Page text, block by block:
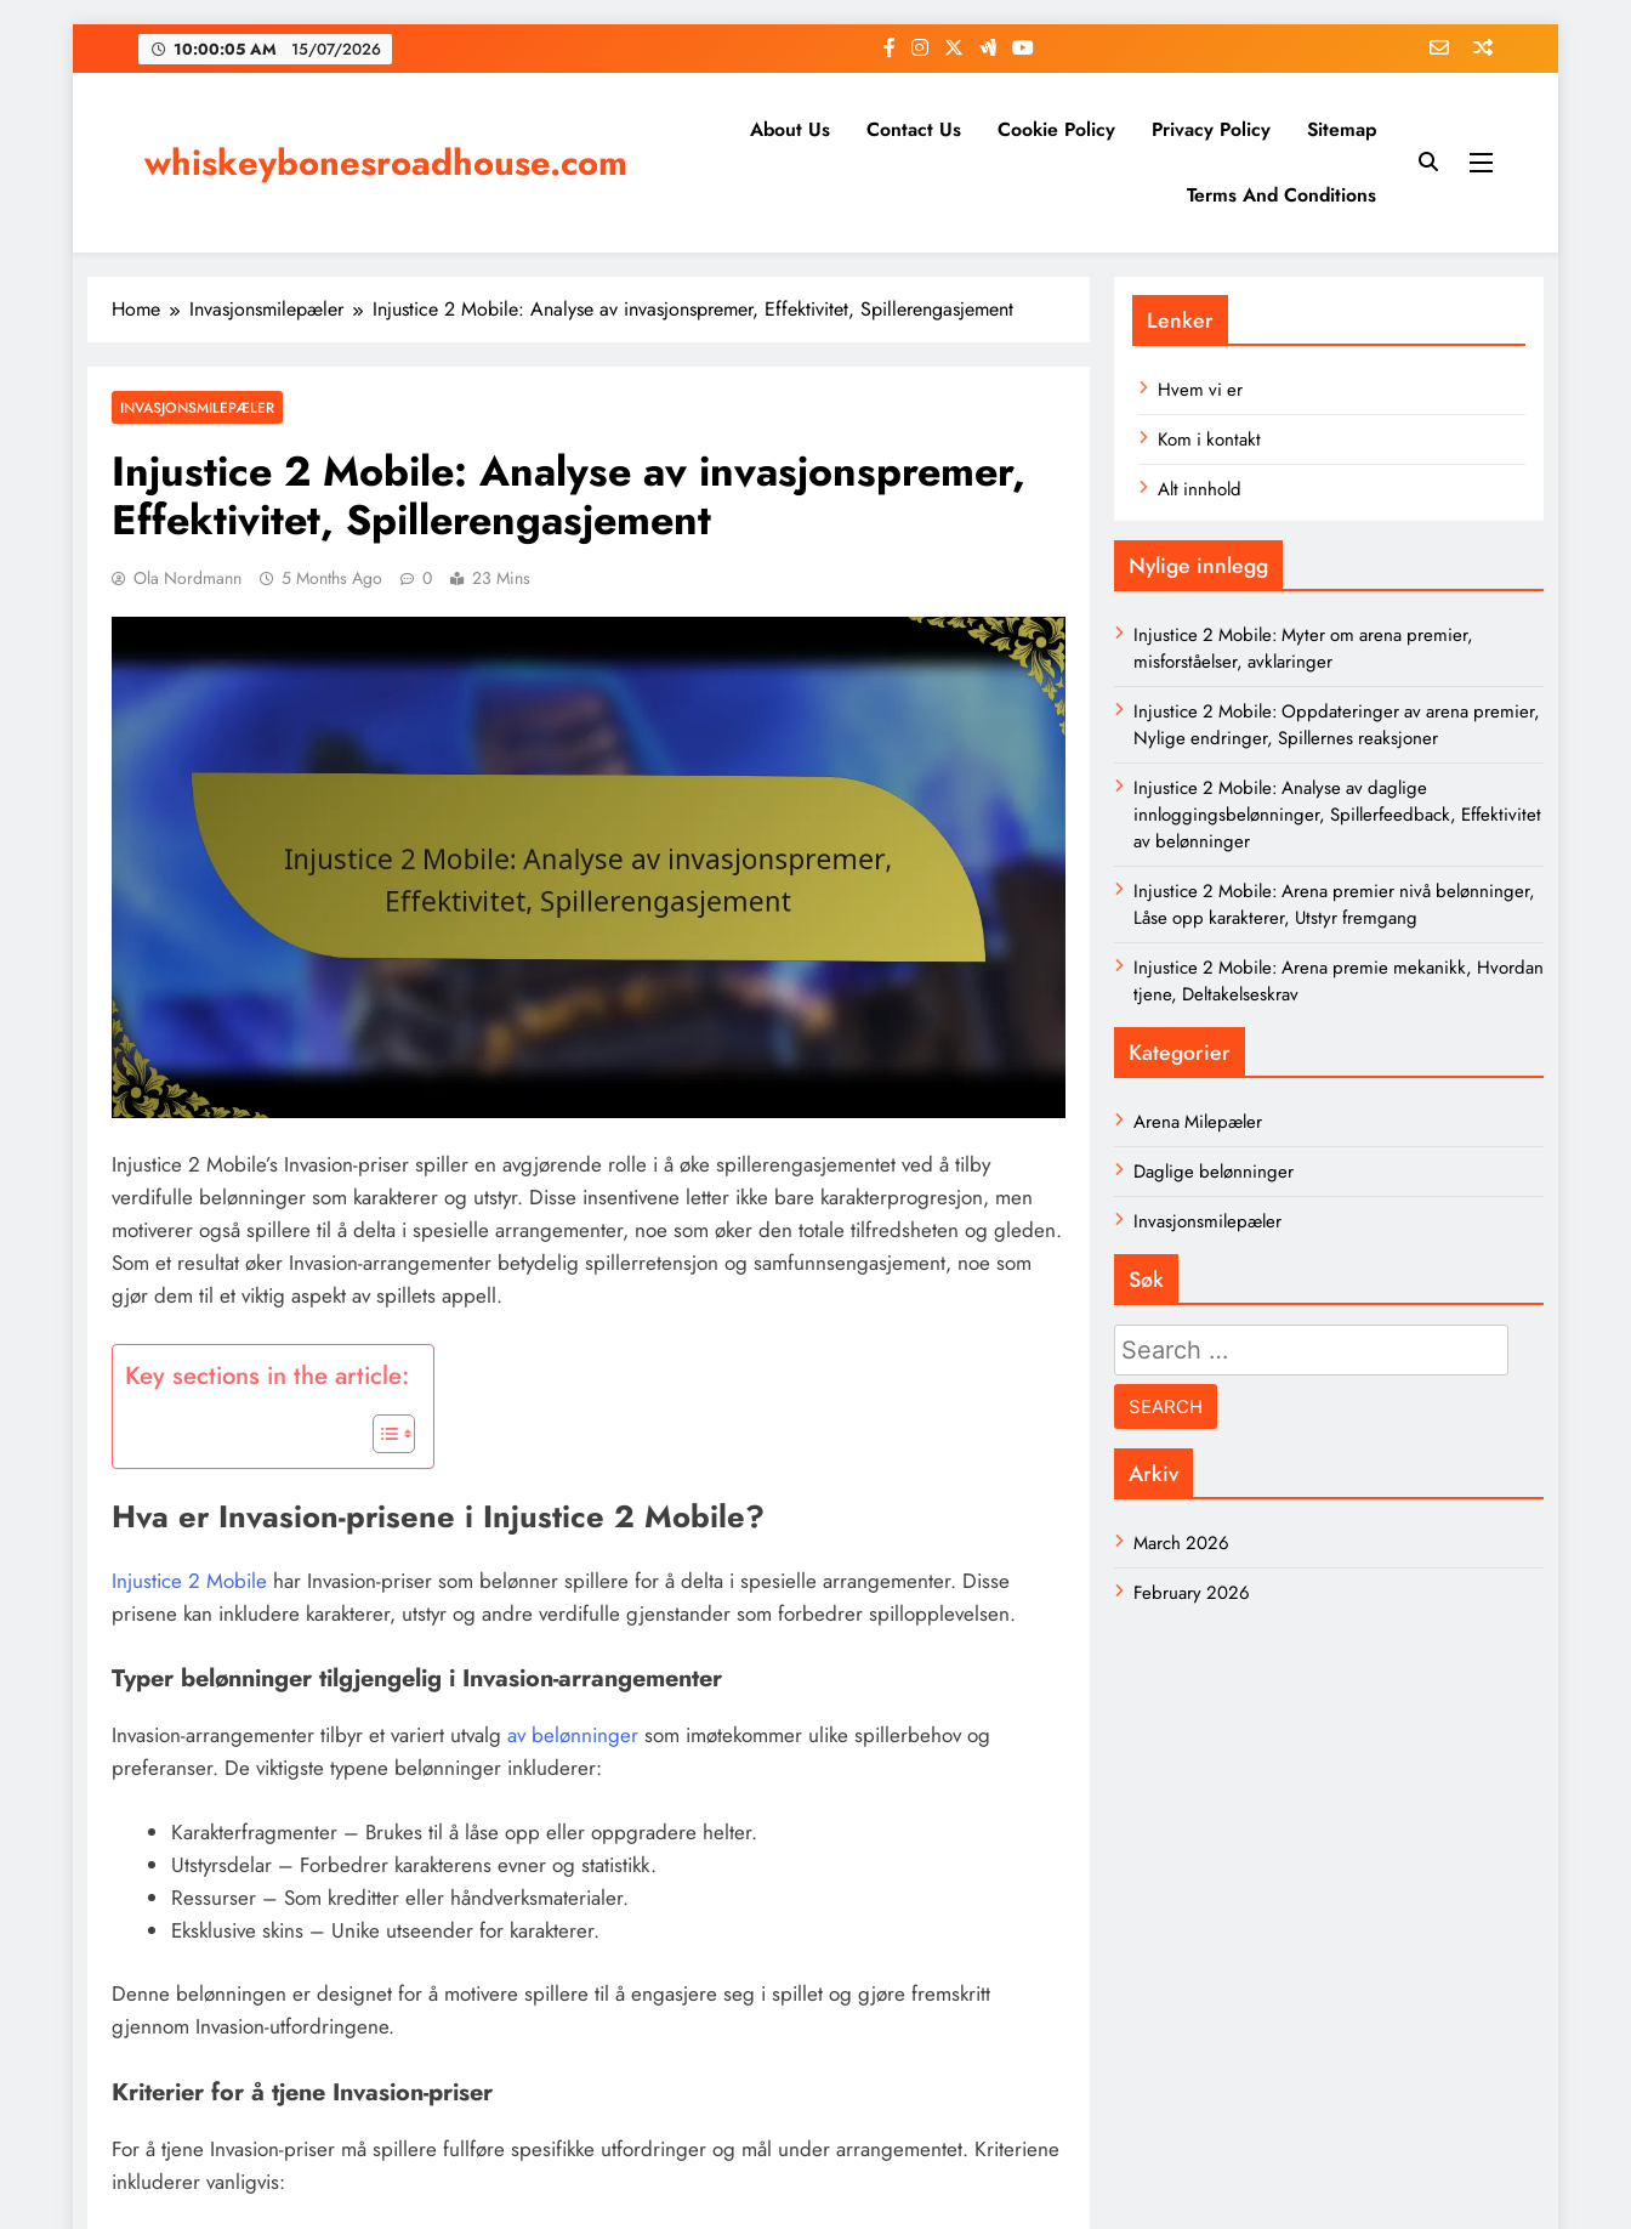
to
10:00:06 AM 15/07/2026
whiskeybonesroadhouse.com
About Us Contact Us Cookie Policy Privacy Policy Sitemap
Terms And Conditions
Home Invasjonsmilepæler Injustice 2 Mobile: Analyse av invasjonspremer, Effektivitet, Spillerengasjement
INVASJONSMILEPÆLER
Injustice 2 Mobile: Analyse av invasjonspremer,
Effektivitet, Spillerengasjement
Ola Nordmann 5 Months Ago 0 23 Mins
Injustice 2 Mobile’s Invasion-priser spiller en avgjørende rolle i å øke spillerengasjementet ved å tilby
verdifulle belønninger som karakterer og utstyr. Disse insentivene letter ikke bare karakterprogresjon, men
motiverer også spillere til å delta i spesielle arrangementer, noe som øker den totale tilfredsheten og gleden.
Som et resultat øker Invasion-arrangementer betydelig spillerretensjon og samfunnsengasjement, noe som
gjør dem til et viktig aspekt av spillets appell.
Key sections in the article:
Hva er Invasion-prisene i Injustice 2 Mobile?
Injustice 2 Mobile har Invasion-priser som belønner spillere for å delta i spesielle arrangementer. Disse
prisene kan inkludere karakterer, utstyr og andre verdifulle gjenstander som forbedrer spillopplevelsen.
Typer belønninger tilgjengelig i Invasion-arrangementer
Invasion-arrangementer tilbyr et variert utvalg av belønninger som imøtekommer ulike spillerbehov og
preferanser. De viktigste typene belønninger inkluderer:
Karakterfragmenter – Brukes til å låse opp eller oppgradere helter.
Utstyrsdelar – Forbedrer karakterens evner og statistikk.
Ressurser – Som kreditter eller håndverksmaterialer.
Eksklusive skins – Unike utseender for karakterer.
Denne belønningen er designet for å motivere spillere til å engasjere seg i spillet og gjøre fremskritt
gjennom Invasion-utfordringene.
Kriterier for å tjene Invasion-priser
For å tjene Invasion-priser må spillere fullføre spesifikke utfordringer og mål under arrangementet. Kriteriene
inkluderer vanligvis:
Lenker
Hvem vi er
Kom i kontakt
Alt innhold
Nylige innlegg
Injustice 2 Mobile: Myter om arena premier,
misforståelser, avklaringer
Injustice 2 Mobile: Oppdateringer av arena premier,
Nylige endringer, Spillernes reaksjoner
Injustice 2 Mobile: Analyse av daglige
innloggingsbelønninger, Spillerfeedback, Effektivitet
av belønninger
Injustice 2 Mobile: Arena premier nivå belønninger,
Låse opp karakterer, Utstyr fremgang
Injustice 2 Mobile: Arena premie mekanikk, Hvordan
tjene, Deltakelseskrav
Kategorier
Arena Milepæler
Daglige belønninger
Invasjonsmilepæler
Søk
Search
for:
Arkiv
March 2026
February 2026